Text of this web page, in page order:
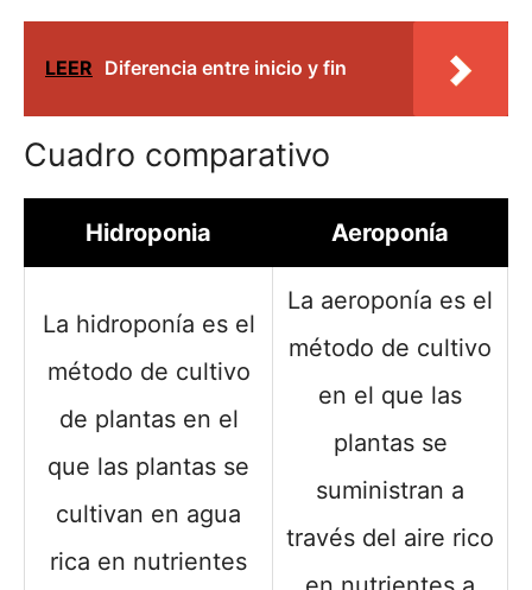
LEER Diferencia entre inicio y fin
Cuadro comparativo
Hidroponia Aeroponía
La hidroponía es el
método de cultivo
de plantas en el
que las plantas se
cultivan en agua
rica en nutrientes
La aeroponía es el
método de cultivo
en el que las
plantas se
suministran a
través del aire rico